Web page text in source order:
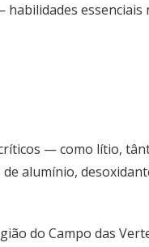
essenciais
— como lítio,
alumínio,
do Campo das